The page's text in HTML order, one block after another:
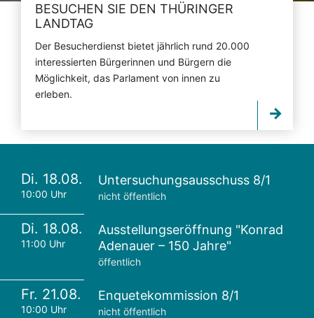
BESUCHEN SIE DEN THÜRINGER
LANDTAG
Der Besucherdienst bietet jährlich rund 20.000
interessierten Bürgerinnen und Bürgern die
Möglichkeit, das Parlament von innen zu
erleben.
Di. 18.08.
10:00 Uhr
Untersuchungsausschuss 8/1
nicht öffentlich
Di. 18.08.
11:00 Uhr
Ausstellungseröffnung "Konrad
Adenauer – 150 Jahre"
öffentlich
Fr. 21.08.
10:00 Uhr
Enquetekommission 8/1
nicht öffentlich